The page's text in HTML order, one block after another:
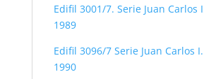
Edifil 3001/7. Serie Juan Carlos
1989
Edifil 3096/7 Serie Juan Carlos
1990